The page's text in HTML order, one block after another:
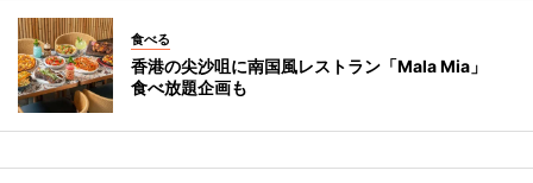
食べる
香港の尖沙咀に南国風レストラン「Mala Mia」
食べ放題企画も